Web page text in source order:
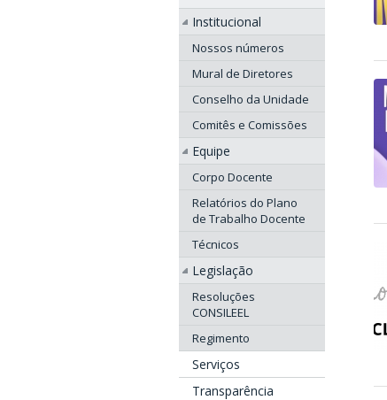
Institucional
Nossos números
Mural de Diretores
Conselho da Unidade
Comitês e Comissões
Equipe
Corpo Docente
Relatórios do Plano
de Trabalho Docente
Técnicos
Legislação
Resoluções
CONSILEEL
Regimento
Serviços
Transparência